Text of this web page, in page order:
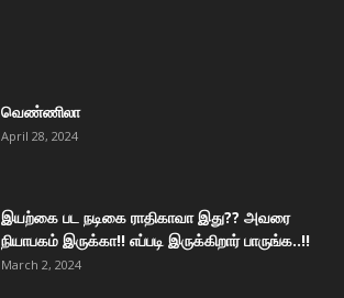
வெண்ணிலா
April 28, 2024
இயற்கை பட நடிகை ராதிகாவா இது?? அவரை
நியாபகம் இருக்கா!! எப்படி இருக்கிறார் பாருங்க..!!
March 2, 2024